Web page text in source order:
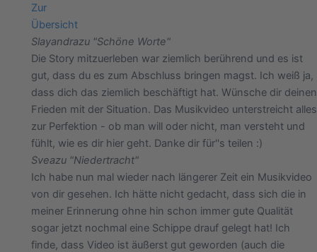
Zur
Übersicht
Slayandrazu "Schöne Worte"
Die Story mitzuerleben war ziemlich berührend und es ist
gut, dass du es zum Abschluss bringen magst. Ich weiß ja,
dass dich das ziemlich beschäftigt hat. Wünsche dir deinen
Frieden mit der Situation. Das Musikvideo unterstreicht alles
zur Perfektion - ob man will oder nicht, man versteht und
fühlt, wie es dir hier geht. Danke dir für''s teilen :)
Sveazu "Niedertracht"
Ich habe nun mal wieder nach längerer Zeit ein Musikvideo
von dir gesehen. Ich hätte nicht gedacht, dass sich die in
meiner Erinnerung ohne hin schon immer gute Qualität
sogar jetzt nochmal eine Schippe drauf gelegt hat! Ich
finde, dass Video ist äußerst gut geworden (auch die